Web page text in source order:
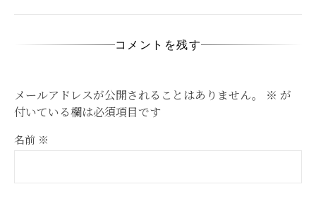
コメントを残す
メールアドレスが公開されることはありません。 ※ が
付いている欄は必須項目です
名前 ※